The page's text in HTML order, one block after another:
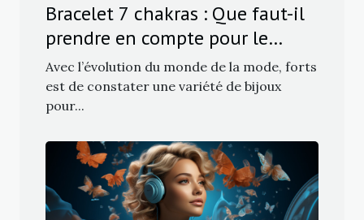
Bracelet 7 chakras : Que faut-il
prendre en compte pour le
choix ?
Avec l’évolution du monde de la mode, forts
est de constater une variété de bijoux
pour...